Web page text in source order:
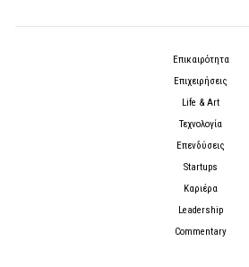
Επικαιρότητα
Επιχειρήσεις
Life & Art
Τεχνολογία
Επενδύσεις
Startups
Καριέρα
Leadership
Commentary